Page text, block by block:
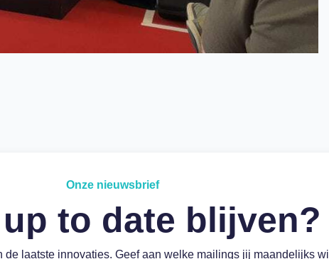
Onze nieuwsbrief
to date blijven?
de laatste innovaties. Geef aan welke mailings jij maandelijks wil